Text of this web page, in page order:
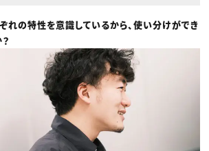
の特性を意識しているから、使い分けができ